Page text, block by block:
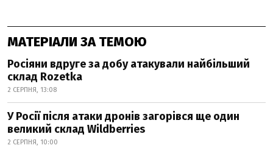
МАТЕРІАЛИ ЗА ТЕМОЮ
Росіяни вдруге за добу атакували найбільший
склад Rozetka
2 СЕРПНЯ, 13:08
У Росії після атаки дронів загорівся ще один
великий склад Wildberries
2 СЕРПНЯ, 10:00